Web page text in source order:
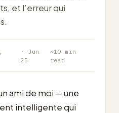
et l’erreur qui
· Jun
25
~10 min
read
ami de moi — une
intelligente qui